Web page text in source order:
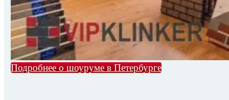
Подробнее о шоуруме в Петербурге